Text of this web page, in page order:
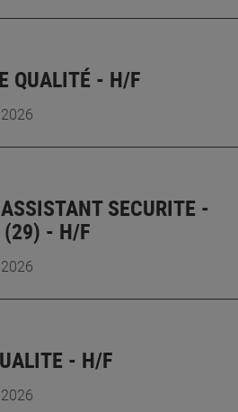
QUALITÉ - H/F
SECURITE -
(29) - H/F
- H/F